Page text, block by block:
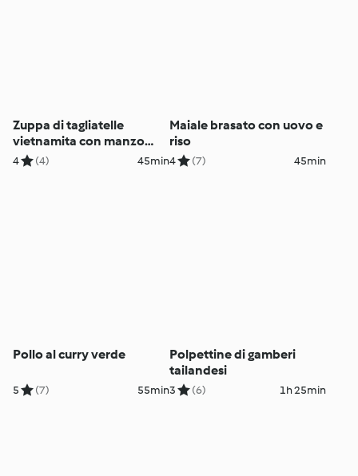
Zuppa di tagliatelle
vietnamita con manzo
(Pho bo)
4 (4) 45min
Maiale brasato con uovo e
riso
4 (7) 45min
Pollo al curry verde
5 (7) 55min
Polpettine di gamberi
tailandesi
3 (6) 1h 25min